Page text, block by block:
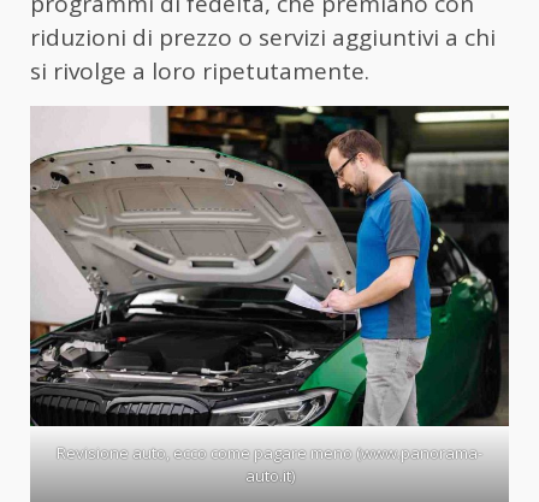
riduzioni di prezzo o servizi aggiuntivi a chi
si rivolge a loro ripetutamente.
Revisione auto, ecco come pagare meno (www.panorama-
auto.it)